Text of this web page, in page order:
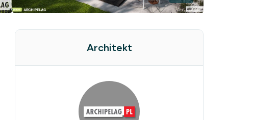
Architekt